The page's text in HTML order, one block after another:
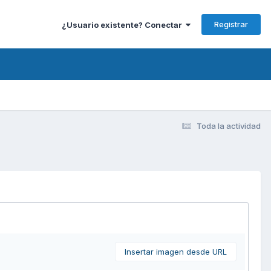
¿Usuario existente? Conectar Registrar
Toda la actividad
Insertar imagen desde URL